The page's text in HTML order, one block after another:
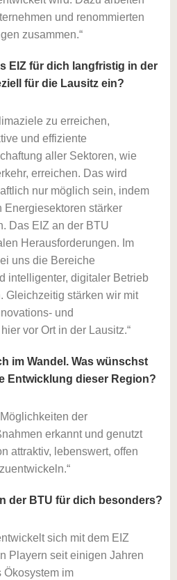
und renommierten
zusammen.
EIZ für dich langfristig in der
für die Lausitz ein?
zu erreichen,
und effiziente
aller Sektoren, wie
erreichen. Das wird
nur möglich sein, indem
stärker
Das EIZ an der BTU
Herausforderungen. Im
uns die Bereiche
intelligenter, digitaler Betrieb
Gleichzeitig stärken wir mit
und
vor Ort in der Lausitz.
im Wandel. Was wünschst
Entwicklung dieser Region?
der
erkannt und genutzt
attraktiv, lebenswert, offen
der BTU für dich besonders?
sich mit dem EIZ
Playern seit einigen Jahren
Ökosystem im